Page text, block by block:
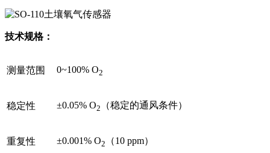
技术规格：
测量范围 0~100% O2
稳定性 ±0.05% O2 （稳定的通风条件）
重复性 ±0.001% O2 （10 ppm）